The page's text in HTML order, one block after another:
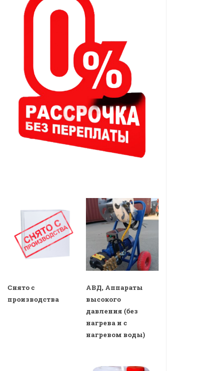
Снято с
производства
АВД, Аппараты
высокого
давления (без
нагрева и с
нагревом воды)